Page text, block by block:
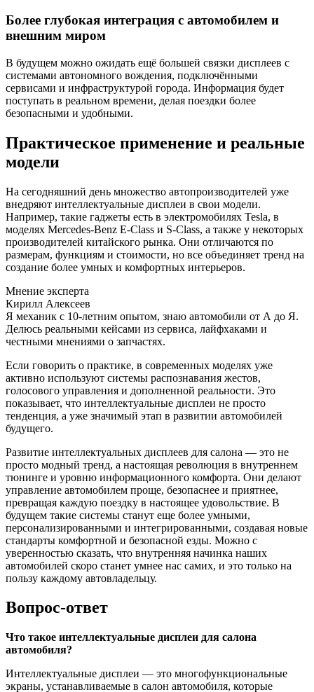
Более глубокая интеграция с автомобилем и
внешним миром
В будущем можно ожидать ещё большей связки дисплеев с
системами автономного вождения, подключёнными
сервисами и инфраструктурой города. Информация будет
поступать в реальном времени, делая поездки более
безопасными и удобными.
Практическое применение и реальные
модели
На сегодняшний день множество автопроизводителей уже
внедряют интеллектуальные дисплеи в свои модели.
Например, такие гаджеты есть в электромобилях Tesla, в
моделях Mercedes-Benz E-Class и S-Class, а также у некоторых
производителей китайского рынка. Они отличаются по
размерам, функциям и стоимости, но все объединяет тренд на
создание более умных и комфортных интерьеров.
Мнение эксперта
Кирилл Алексеев
Я механик с 10-летним опытом, знаю автомобили от А до Я.
Делюсь реальными кейсами из сервиса, лайфхаками и
честными мнениями о запчастях.
Если говорить о практике, в современных моделях уже
активно используют системы распознавания жестов,
голосового управления и дополненной реальности. Это
показывает, что интеллектуальные дисплеи не просто
тенденция, а уже значимый этап в развитии автомобилей
будущего.
Развитие интеллектуальных дисплеев для салона — это не
просто модный тренд, а настоящая революция в внутреннем
тюнинге и уровню информационного комфорта. Они делают
управление автомобилем проще, безопаснее и приятнее,
превращая каждую поездку в настоящее удовольствие. В
будущем такие системы станут еще более умными,
персонализированными и интегрированными, создавая новые
стандарты комфортной и безопасной езды. Можно с
уверенностью сказать, что внутренняя начинка наших
автомобилей скоро станет умнее нас самих, и это только на
пользу каждому автовладельцу.
Вопрос-ответ
Что такое интеллектуальные дисплеи для салона
автомобиля?
Интеллектуальные дисплеи — это многофункциональные
экраны, устанавливаемые в салон автомобиля, которые